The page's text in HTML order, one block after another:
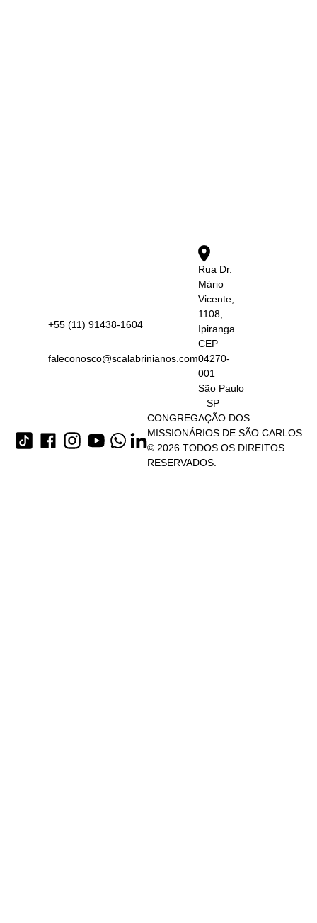
+55 (11) 91438-1604
faleconosco@scalabrinianos.com
Rua Dr.
Mário
Vicente,
1108,
Ipiranga
CEP
04270-
001
São Paulo
– SP
CONGREGAÇÃO DOS
MISSIONÁRIOS DE SÃO CARLOS
© 2026 TODOS OS DIREITOS
RESERVADOS.